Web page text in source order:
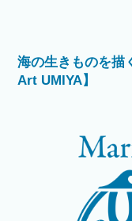
海の生きものを描
Art UMIYA】